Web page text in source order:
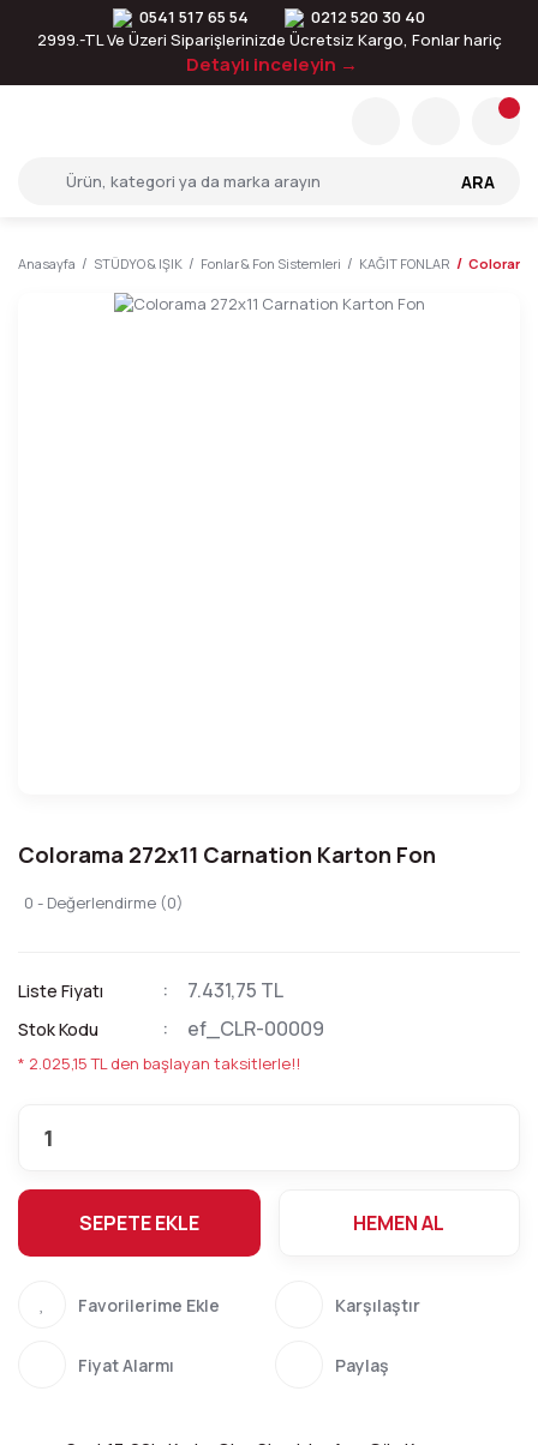
0541 517 65 54
0212 520 30 40
2999.-TL Ve Üzeri Siparişlerinizde Ücretsiz Kargo, Fonlar hariç
Detaylı inceleyin →
ARA
Anasayfa STÜDYO & IŞIK Fonlar & Fon Sistemleri KAĞIT FONLAR Colorama
Colorama 272x11 Carnation Karton Fon
0 - Değerlendirme (0)
Liste Fiyatı 7.431,75 TL
Stok Kodu ef_CLR-00009
* 2.025,15 TL den başlayan taksitlerle!!
SEPETE EKLE HEMEN AL
Karşılaştır
Fiyat Alarmı Paylaş